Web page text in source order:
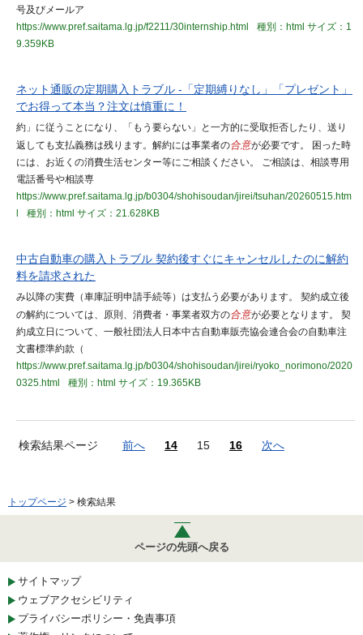
号及びメールア
https://www.pref.saitama.lg.jp/f2211/30internship.html
種別：html サイズ：1
9.359KB
ネット通販の定期購入トラブル -「定期縛りなし」「プレゼント」
でお得って本当？注文は慎重に！
約」に従うことになり、「もう要らない」と一方的に受取拒否したり、送り
返しても支払義務は残ります。解約には事業者の合意が必要です。 困った時
には、お近くの消費生活センター等にご相談ください。 ご相談は、相談専用
電話番号や相談専
https://www.pref.saitama.lg.jp/b0304/shohisoudan/jirei/tsuhan/20260515.htm
種別：html サイズ：21.628KB
中古自動車の購入トラブル 契約後すぐにキャンセルしたのに解約
料を請求された
み以降の実費（車庫証明申請手続等）は支払う必要があります。 契約成立後
の解約については、原則、消費者・事業者双方の合意が必要となります。 契
約成立日について、一般社団法人日本中古自動車販売協会連合会の自動車注
文書標準約款（
https://www.pref.saitama.lg.jp/b0304/shohisoudan/jirei/ryoko_norimono/2020
0325.html
種別：html サイズ：19.365KB
検索結果ページ 前へ 14 15 16 次へ
トップページ > 検索結果
ページの先頭へ戻る
サイトマップ
ウェブアクセシビリティ
プライバシーポリシー・免責事項